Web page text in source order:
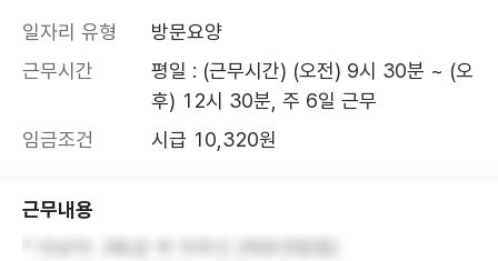
일자리 유형
방문요양
근무시간
평일 : (근무시간) (오전) 9시 30분 ~ (오
후) 12시 30분, 주 6일 근무
임금조건
시급 10,320원
근무내용